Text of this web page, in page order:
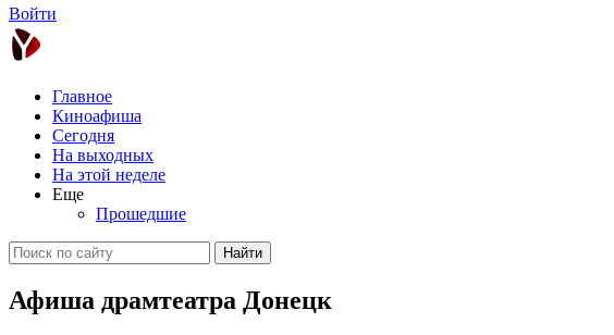
Войти
Главное
Киноафиша
Сегодня
На выходных
На этой неделе
Еще
Прошедшие
Найти
Афиша драмтеатра Донецк